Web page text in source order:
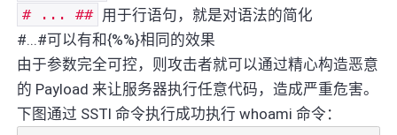
# ... ## 用于行语句，就是对语法的简化
#...#可以有和{%%}相同的效果
由于参数完全可控，则攻击者就可以通过精心构造恶意
的 Payload 来让服务器执行任意代码，造成严重危害。
下图通过 SSTI 命令执行成功执行 whoami 命令：